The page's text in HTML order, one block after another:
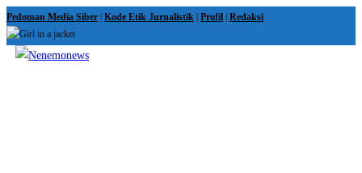
Skip
to
content
Pedoman Media Siber Kode Etik Jurnalistik Profil Redaksi